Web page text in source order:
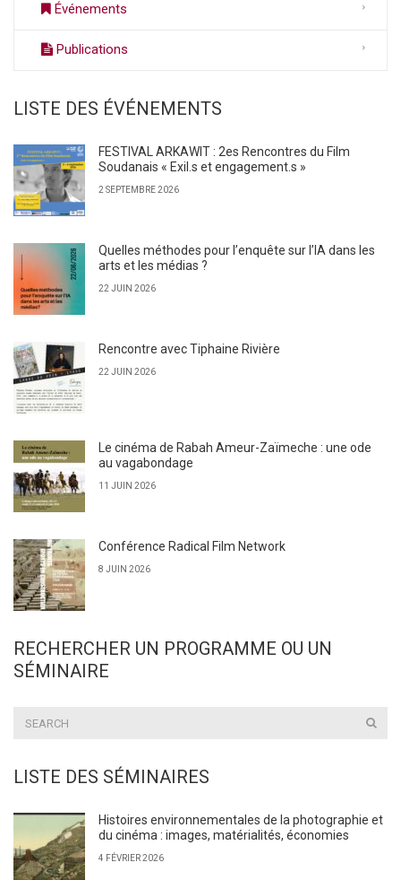
Événements
Publications
LISTE DES ÉVÉNEMENTS
FESTIVAL ARKAWIT : 2es Rencontres du Film
Soudanais « Exil.s et engagement.s »
2 SEPTEMBRE 2026
Quelles méthodes pour l’enquête sur l’IA dans les
arts et les médias ?
22 JUIN 2026
Rencontre avec Tiphaine Rivière
22 JUIN 2026
Le cinéma de Rabah Ameur-Zaïmeche : une ode
au vagabondage
11 JUIN 2026
Conférence Radical Film Network
8 JUIN 2026
RECHERCHER UN PROGRAMME OU UN
SÉMINAIRE
LISTE DES SÉMINAIRES
Histoires environnementales de la photographie et
du cinéma : images, matérialités, économies
4 FÉVRIER 2026